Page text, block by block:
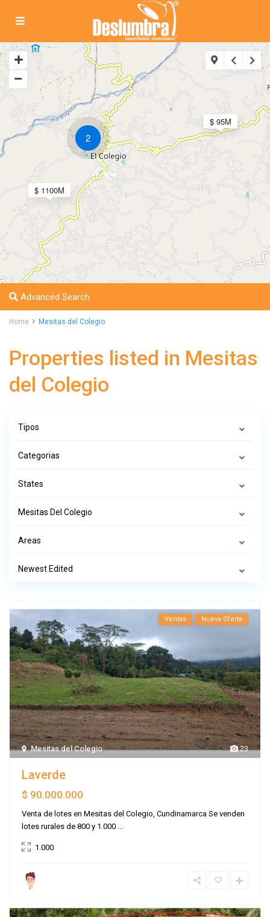
2
$ 95M
$ 1100M
Advanced Search
Home Mesitas del Colegio
Properties listed in Mesitas
del Colegio
Tipos
Categorias
States
Mesitas Del Colegio
Areas
Newest Edited
23
Mesitas del Colegio
Ventas Nueva Oferta
Laverde
$ 90.000.000
Venta de lotes en Mesitas del Colegio, Cundinamarca Se venden
lotes rurales de 800 y 1.000
1.000